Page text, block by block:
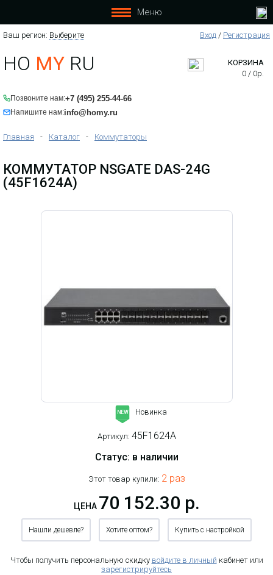
Меню
Ваш регион: Выберите Вход / Регистрация
HO MY RU
Позвоните нам:+7 (495) 255-44-66
Напишите нам:info@homy.ru
КОРЗИНА
0 / 0р.
Главная - Каталог - Коммутаторы
КОММУТАТОР NSGATE DAS-24G
(45F1624A)
NEW Новинка
Артикул: 45F1624A
Статус: в наличии
Этот товар купили: 2 раз
ЦЕНА 70 152.30 р.
Нашли дешевле? Хотите оптом? Купить с настройкой
Чтобы получить персональную скидку войдите в личный кабинет или
зарегистрируйтесь